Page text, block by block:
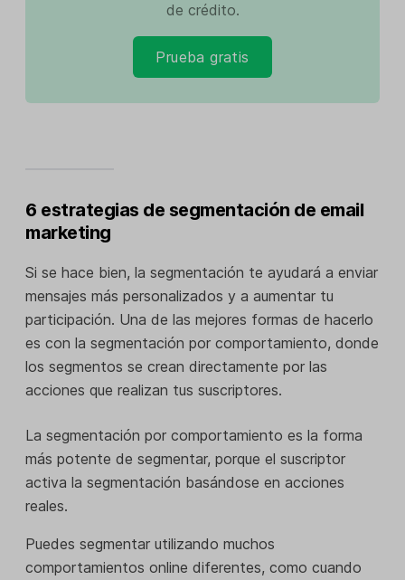
de crédito.
Prueba gratis
6 estrategias de segmentación de email
marketing
Si se hace bien, la segmentación te ayudará a enviar
mensajes más personalizados y a aumentar tu
participación. Una de las mejores formas de hacerlo
es con la segmentación por comportamiento, donde
los segmentos se crean directamente por las
acciones que realizan tus suscriptores.
La segmentación por comportamiento es la forma
más potente de segmentar, porque el suscriptor
activa la segmentación basándose en acciones
reales.
Puedes segmentar utilizando muchos
comportamientos online diferentes, como cuando